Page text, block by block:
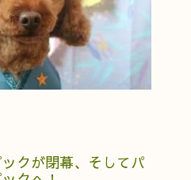
クが閉幕、そしてパ